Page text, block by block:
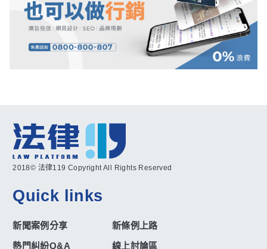
2018© 法律119 Copyright All Rights Reserved
Quick links
新聞案例分享
新條例上路
熱門糾紛Q&A
線上討論區